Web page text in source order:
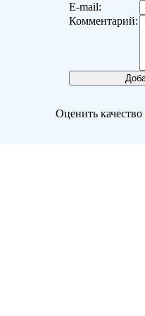
E-mail:
Комментарий:
Оценить